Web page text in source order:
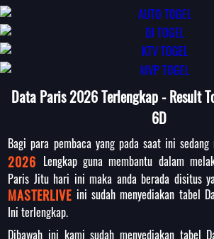
Data Paris 2026 Terlengkap - Result
6D
Bagi para pembaca yang pada saat ini sedang
2026 Lengkap guna membantu dalam
Paris Jitu hari ini maka anda berada disitus
MASTERLIVE ini sudah menyediakan tabel
Ini terlengkap.
Dibawah ini kami sudah menyediakan tabel